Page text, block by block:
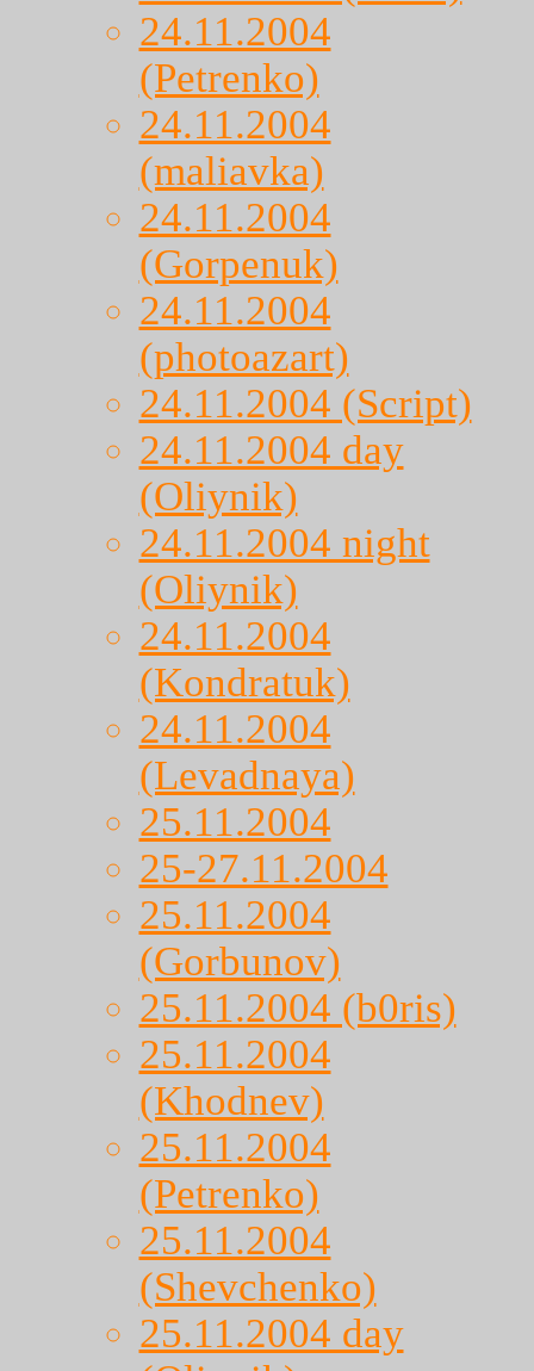
24.11.2004
(Petrenko)
24.11.2004
(maliavka)
24.11.2004
(Gorpenuk)
24.11.2004
(photoazart)
24.11.2004 (Script)
24.11.2004 day
(Oliynik)
24.11.2004 night
(Oliynik)
24.11.2004
(Kondratuk)
24.11.2004
(Levadnaya)
25.11.2004
25-27.11.2004
25.11.2004
(Gorbunov)
25.11.2004 (b0ris)
25.11.2004
(Khodnev)
25.11.2004
(Petrenko)
25.11.2004
(Shevchenko)
25.11.2004 day